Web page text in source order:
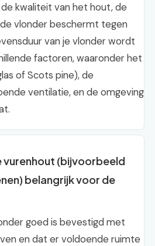
kwaliteit van het hout, de
vlonder beschermt tegen
van je vlonder wordt
factoren, waaronder het
of Scots pine), de
ventilatie, en de omgeving
vurenhout (bijvoorbeeld
belangrijk voor de
goed is bevestigd met
en dat er voldoende ruimte